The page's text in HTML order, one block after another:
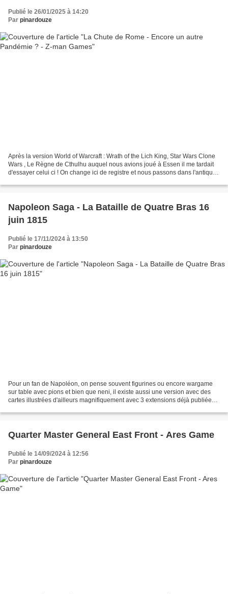
Publié le 26/01/2025 à 14:20
Par pinardouze
Après la version World of Warcraft : Wrath of the Lich King, Star Wars Clone
Wars , Le Règne de Cthulhu auquel nous avions joué à Essen il me tardait
d'essayer celui ci ! On change ici de registre et nous passons dans l'antiquité
Napoleon Saga - La Bataille de Quatre Bras 16
juin 1815
Publié le 17/11/2024 à 13:50
Par pinardouze
Pour un fan de Napoléon, on pense souvent figurines ou encore wargame
sur table avec pions et bien que neni, il existe aussi une version avec des
cartes illustrées d'ailleurs magnifiquement avec 3 extensions déjà publiées
Quarter Master General East Front - Ares Game
Publié le 14/09/2024 à 12:56
Par pinardouze